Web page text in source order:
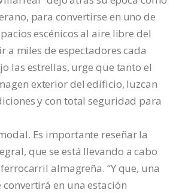
para convertirse en uno de
escénicos al aire libre del
a miles de espectadores cada
las estrellas, urge que tanto el
exterior del edificio, luzcan
y con total seguridad para
Es importante reseñar la
que se está llevando a cabo
almagreña. “Y que, una
convertirá en una estación